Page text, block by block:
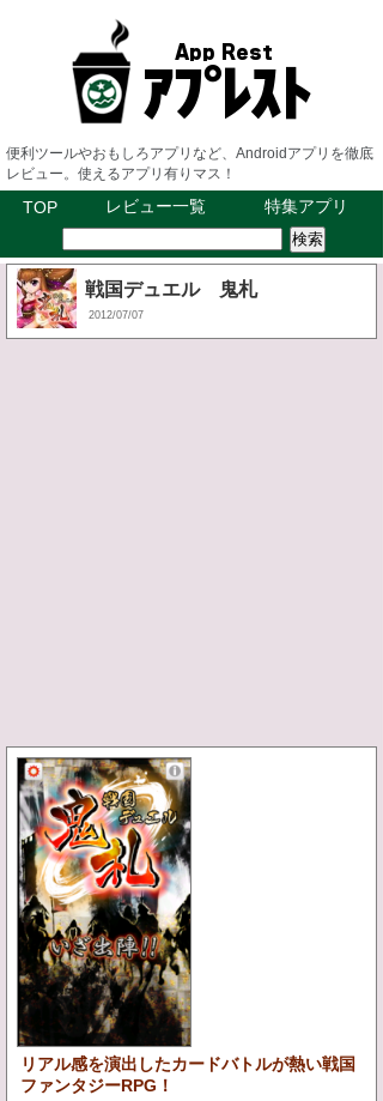
便利ツールやおもしろアプリなど、Androidアプリを徹底
レビュー。使えるアプリ有りマス！
TOP レビュー一覧 特集アプリ
戦国デュエル 鬼札
2012/07/07
リアル感を演出したカードバトルが熱い戦国
ファンタジーRPG！